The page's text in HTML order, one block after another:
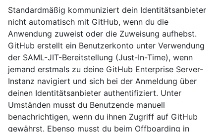
Standardmäßig kommuniziert dein Identitätsanbieter
nicht automatisch mit GitHub, wenn du die
Anwendung zuweist oder die Zuweisung aufhebst.
GitHub erstellt ein Benutzerkonto unter Verwendung
der SAML-JIT-Bereitstellung (Just-In-Time), wenn
jemand erstmals zu deine GitHub Enterprise Server-
Instanz navigiert und sich bei der Anmeldung über
deinen Identitätsanbieter authentifiziert. Unter
Umständen musst du Benutzende manuell
benachrichtigen, wenn du ihnen Zugriff auf GitHub
gewährst. Ebenso musst du beim Offboarding in